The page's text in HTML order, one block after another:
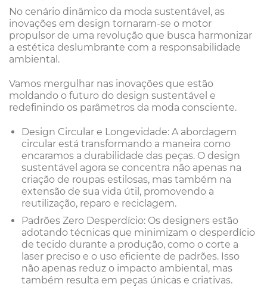
No cenário dinâmico da moda sustentável, as
inovações em design tornaram-se o motor
propulsor de uma revolução que busca harmonizar
a estética deslumbrante com a responsabilidade
ambiental.
Vamos mergulhar nas inovações que estão
moldando o futuro do design sustentável e
redefinindo os parâmetros da moda consciente.
Design Circular e Longevidade: A abordagem
circular está transformando a maneira como
encaramos a durabilidade das peças. O design
sustentável agora se concentra não apenas na
criação de roupas estilosas, mas também na
extensão de sua vida útil, promovendo a
reutilização, reparo e reciclagem.
Padrões Zero Desperdício: Os designers estão
adotando técnicas que minimizam o desperdício
de tecido durante a produção, como o corte a
laser preciso e o uso eficiente de padrões. Isso
não apenas reduz o impacto ambiental, mas
também resulta em peças únicas e criativas.